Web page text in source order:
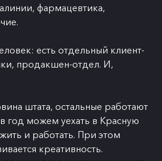
фармацевтика,
есть отдельный клиент-
продакшен-отдел. И,
штата, остальные работают
год можем уехать в Красную
и работать. При этом
креативность.